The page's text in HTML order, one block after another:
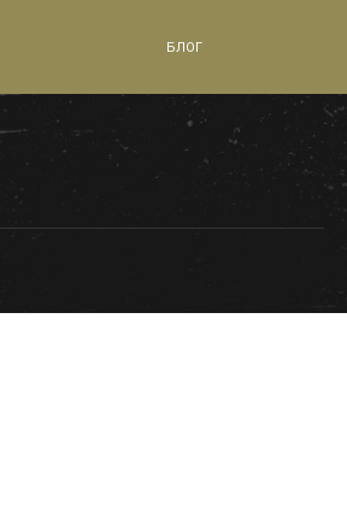
БЛОГ